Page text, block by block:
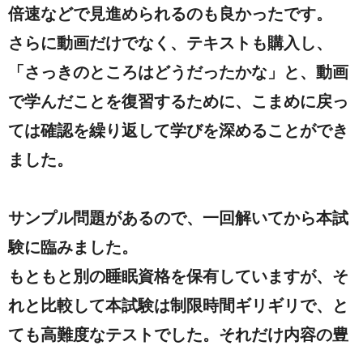
倍速などで見進められるのも良かったです。
さらに動画だけでなく、テキストも購入し、
「さっきのところはどうだったかな」と、動画
で学んだことを復習するために、こまめに戻っ
ては確認を繰り返して学びを深めることができ
ました。
サンプル問題があるので、一回解いてから本試
験に臨みました。
もともと別の睡眠資格を保有していますが、そ
れと比較して本試験は制限時間ギリギリで、と
ても高難度なテストでした。それだけ内容の豊